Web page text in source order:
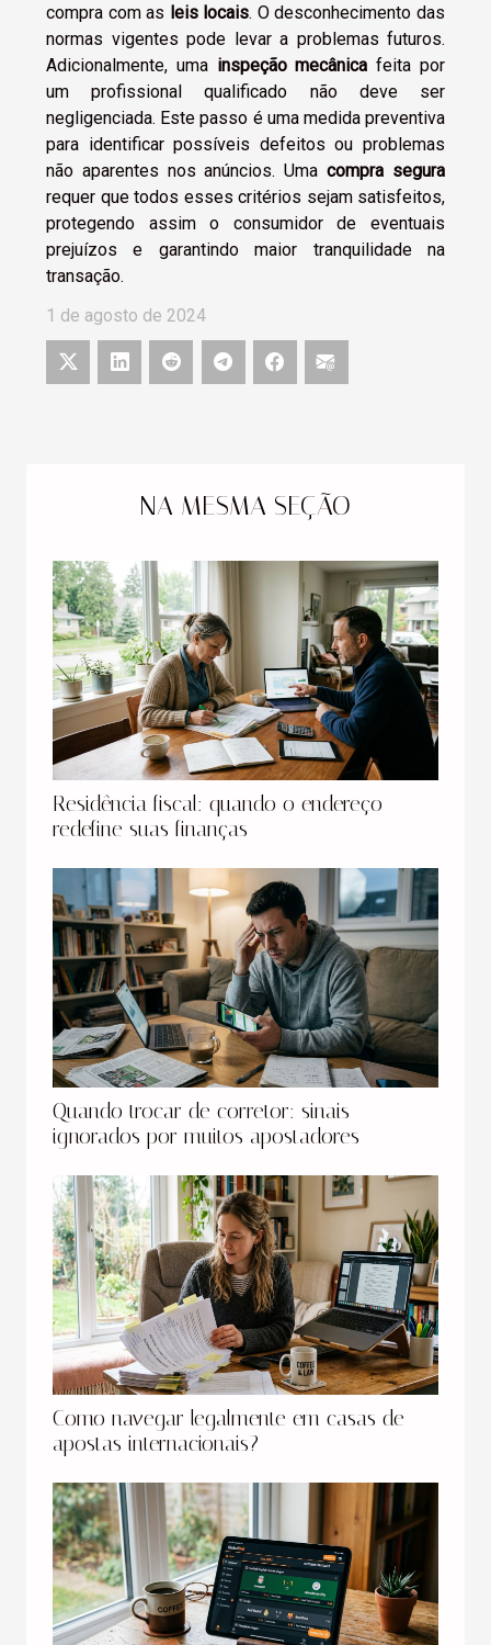
compra com as leis locais. O desconhecimento das
normas vigentes pode levar a problemas futuros.
Adicionalmente, uma inspeção mecânica feita por
um profissional qualificado não deve ser
negligenciada. Este passo é uma medida preventiva
para identificar possíveis defeitos ou problemas
não aparentes nos anúncios. Umacompra segura
requer que todos esses critérios sejam satisfeitos,
protegendo assim o consumidor de eventuais
prejuízos e garantindo maior tranquilidade na
transação.
1 de agosto de 2024
NA MESMA SEÇÃO
Residência fiscal: quando o endereço
redefine suas finanças
Quando trocar de corretor: sinais
ignorados por muitos apostadores
Como navegar legalmente em casas de
apostas internacionais?